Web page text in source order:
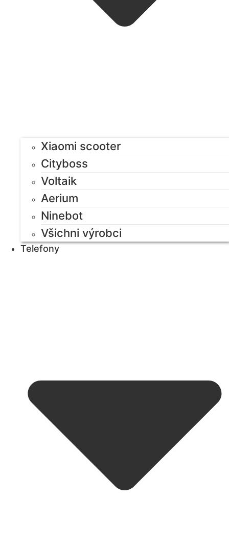
Xiaomi scooter
Cityboss
Voltaik
Aerium
Ninebot
Všichni výrobci
Telefony